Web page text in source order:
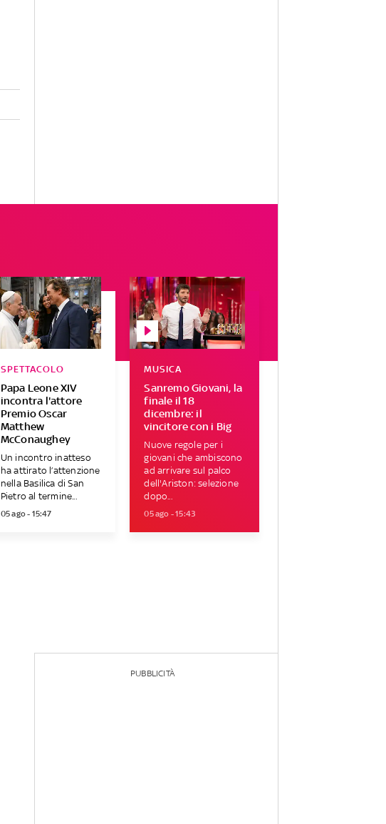
Papa Leone XIV
incontra l'attore
Premio Oscar
Matthew
McConaughey
SPETTACOLO
Un incontro inatteso
ha attirato l’attenzione
nella Basilica di San
Pietro al termine...
05 ago - 15:47
Sanremo Giovani, la
finale il 18
dicembre: il
vincitore con i Big
MUSICA
Nuove regole per i
giovani che ambiscono
ad arrivare sul palco
dell'Ariston: selezione
dopo...
05 ago - 15:43
PUBBLICITÀ